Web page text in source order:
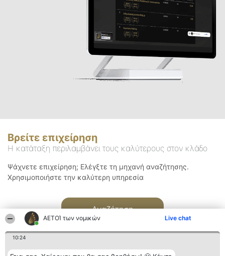
ΑΕΤΟΊ των νομικών Live chat
10:24
Βρείτε επιχείρηση
Η κατάταξη περιλαμβάνει τους καλύτερους στον κλάδο
Ψάχνετε επιχείρηση; Ελέγξτε τη μηχανή αναζήτησης.
Χρησιμοποιήστε την καλύτερη υπηρεσία
Αναζήτηση